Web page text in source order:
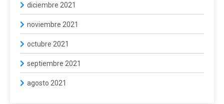
diciembre 2021
noviembre 2021
octubre 2021
septiembre 2021
agosto 2021